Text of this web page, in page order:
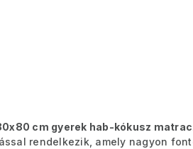
cm gyerek hab-kókusz matrac
rendelkezik, amely nagyon